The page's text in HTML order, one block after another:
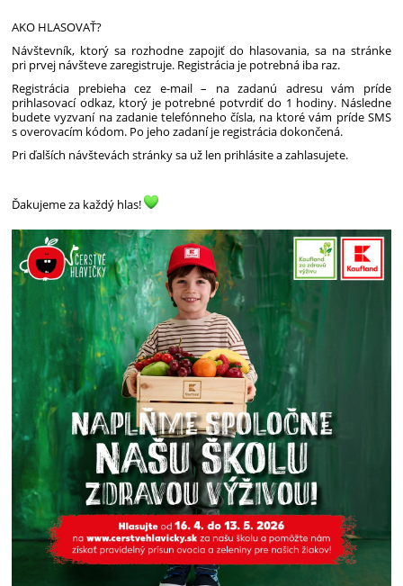
AKO HLASOVAŤ?
Návštevník, ktorý sa rozhodne zapojiť do hlasovania, sa na stránke
pri prvej návšteve zaregistruje. Registrácia je potrebná iba raz.
Registrácia prebieha cez e-mail – na zadanú adresu vám príde
prihlasovací odkaz, ktorý je potrebné potvrdiť do 1 hodiny. Následne
budete vyzvaní na zadanie telefónneho čísla, na ktoré vám príde SMS
s overovacím kódom. Po jeho zadaní je registrácia dokončená.
Pri ďalších návštevách stránky sa už len prihlásite a zahlasujete.
Ďakujeme za každý hlas!